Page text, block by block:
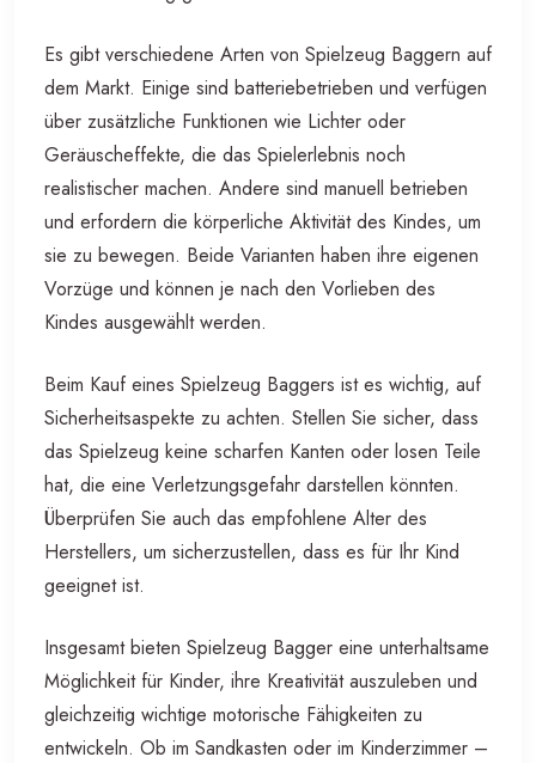
Es gibt verschiedene Arten von Spielzeug Baggern auf
dem Markt. Einige sind batteriebetrieben und verfügen
über zusätzliche Funktionen wie Lichter oder
Geräuscheffekte, die das Spielerlebnis noch
realistischer machen. Andere sind manuell betrieben
und erfordern die körperliche Aktivität des Kindes, um
sie zu bewegen. Beide Varianten haben ihre eigenen
Vorzüge und können je nach den Vorlieben des
Kindes ausgewählt werden.
Beim Kauf eines Spielzeug Baggers ist es wichtig, auf
Sicherheitsaspekte zu achten. Stellen Sie sicher, dass
das Spielzeug keine scharfen Kanten oder losen Teile
hat, die eine Verletzungsgefahr darstellen könnten.
Überprüfen Sie auch das empfohlene Alter des
Herstellers, um sicherzustellen, dass es für Ihr Kind
geeignet ist.
Insgesamt bieten Spielzeug Bagger eine unterhaltsame
Möglichkeit für Kinder, ihre Kreativität auszuleben und
gleichzeitig wichtige motorische Fähigkeiten zu
entwickeln. Ob im Sandkasten oder im Kinderzimmer –